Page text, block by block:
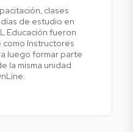
clases
de estudio en
Educación fueron
Instructores
luego formar parte
la misma unidad